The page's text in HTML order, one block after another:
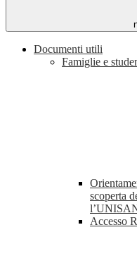
Documenti utili
Famiglie e
scoperta
Accesso